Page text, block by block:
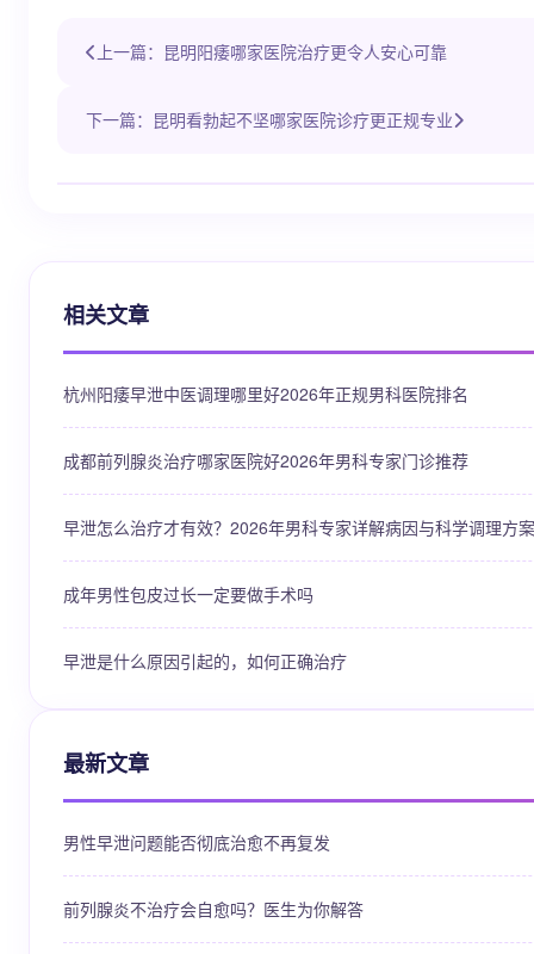
上一篇：昆明阳痿哪家医院治疗更令人安心可靠
下一篇：昆明看勃起不坚哪家医院诊疗更正规专业
相关文章
杭州阳痿早泄中医调理哪里好2026年正规男科医院排名
成都前列腺炎治疗哪家医院好2026年男科专家门诊推荐
早泄怎么治疗才有效？2026年男科专家详解病因与科学调理方案
成年男性包皮过长一定要做手术吗
早泄是什么原因引起的，如何正确治疗
最新文章
男性早泄问题能否彻底治愈不再复发
前列腺炎不治疗会自愈吗？医生为你解答